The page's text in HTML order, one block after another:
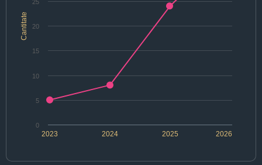
Cantitate
2024 2026
2023 2025
0
5
10
15
20
25